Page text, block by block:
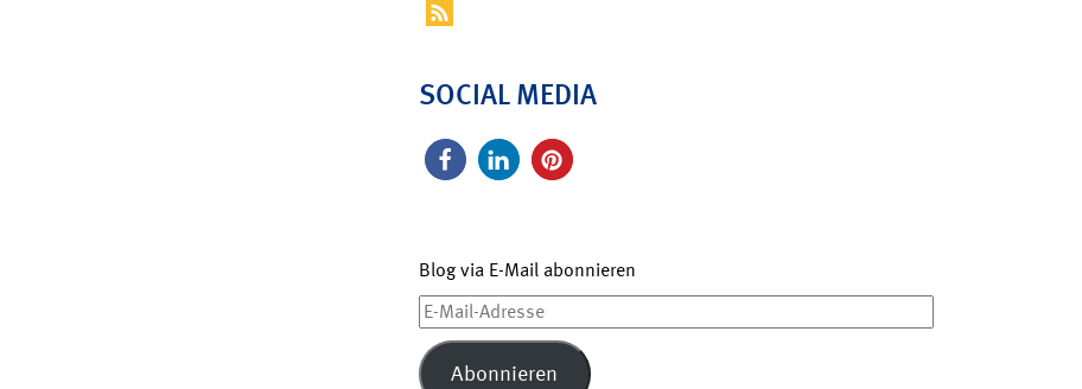
SOCIAL MEDIA
Blog via E-Mail abonnieren
E-
Mail-
Adresse
Abonnieren